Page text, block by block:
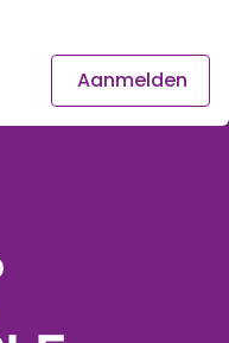
Aanmelden